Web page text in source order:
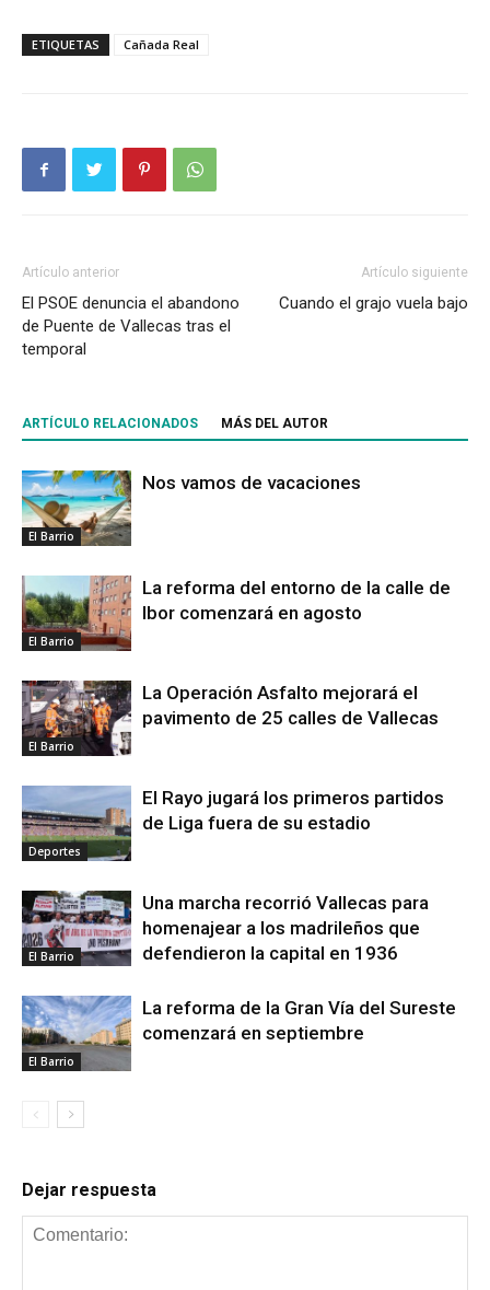
ETIQUETAS Cañada Real
Artículo anterior
El PSOE denuncia el abandono
de Puente de Vallecas tras el
temporal
Artículo siguiente
Cuando el grajo vuela bajo
ARTÍCULO RELACIONADOS MÁS DEL AUTOR
El Barrio
Nos vamos de vacaciones
El Barrio
La reforma del entorno de la calle de
Ibor comenzará en agosto
El Barrio
La Operación Asfalto mejorará el
pavimento de 25 calles de Vallecas
Deportes
El Rayo jugará los primeros partidos
de Liga fuera de su estadio
El Barrio
Una marcha recorrió Vallecas para
homenajear a los madrileños que
defendieron la capital en 1936
El Barrio
La reforma de la Gran Vía del Sureste
comenzará en septiembre
Dejar respuesta